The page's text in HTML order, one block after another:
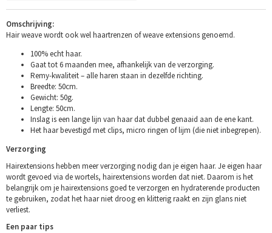
Omschrijving:
Hair weave wordt ook wel haartrenzen of weave extensions genoemd.
100% echt haar.
Gaat tot 6 maanden mee, afhankelijk van de verzorging.
Remy-kwaliteit – alle haren staan in dezelfde richting.
Breedte: 50cm.
Gewicht: 50g.
Lengte: 50cm.
Inslag is een lange lijn van haar dat dubbel genaaid aan de ene kant.
Het haar bevestigd met clips, micro ringen of lijm (die niet inbegrepen).
Verzorging
Hairextensions hebben meer verzorging nodig dan je eigen haar. Je eigen haar
wordt gevoed via de wortels, hairextensions worden dat niet. Daarom is het
belangrijk om je hairextensions goed te verzorgen en hydraterende producten
te gebruiken, zodat het haar niet droog en klitterig raakt en zijn glans niet
verliest.
Een paar tips